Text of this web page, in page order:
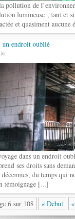
pollution de
lumineuse , tant et
et quasiment
endroit oublié
dans un endroit
ses droits sans
décennies, du temps qui
témoignage [...]
6 sur 108 « Debut «